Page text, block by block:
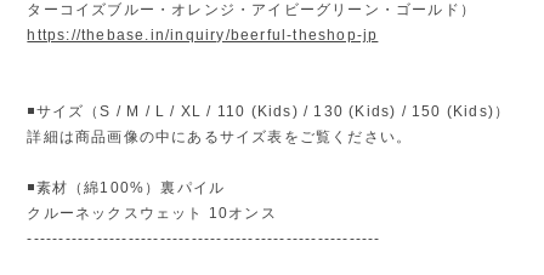
ターコイズブルー・オレンジ・アイビーグリーン・ゴールド）
https://thebase.in/inquiry/beerful-theshop-jp
◾️サイズ（S / M / L / XL / 110 (Kids) / 130 (Kids) / 150 (Kids)）
詳細は商品画像の中にあるサイズ表をご覧ください。
◾️素材（綿100%）裏パイル
クルーネックスウェット 10オンス
--------------------------------------------------------